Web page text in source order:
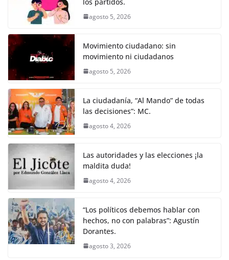
k agosto 5, 2026
Movimiento ciudadano: sin
movimiento ni ciudadanos
agosto 5, 2026
La ciudadanía, “Al Mando” de todas
las decisiones”: MC.
agosto 4, 2026
Las autoridades y las elecciones ¡la
maldita duda!
agosto 4, 2026
“Los políticos debemos hablar con
hechos, no con palabras”: Agustín
Dorantes.
agosto 3, 2026